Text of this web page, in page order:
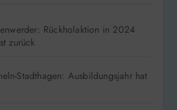
Rückholaktion in 2024
zurück
Stadthagen: Ausbildungsjahr hat